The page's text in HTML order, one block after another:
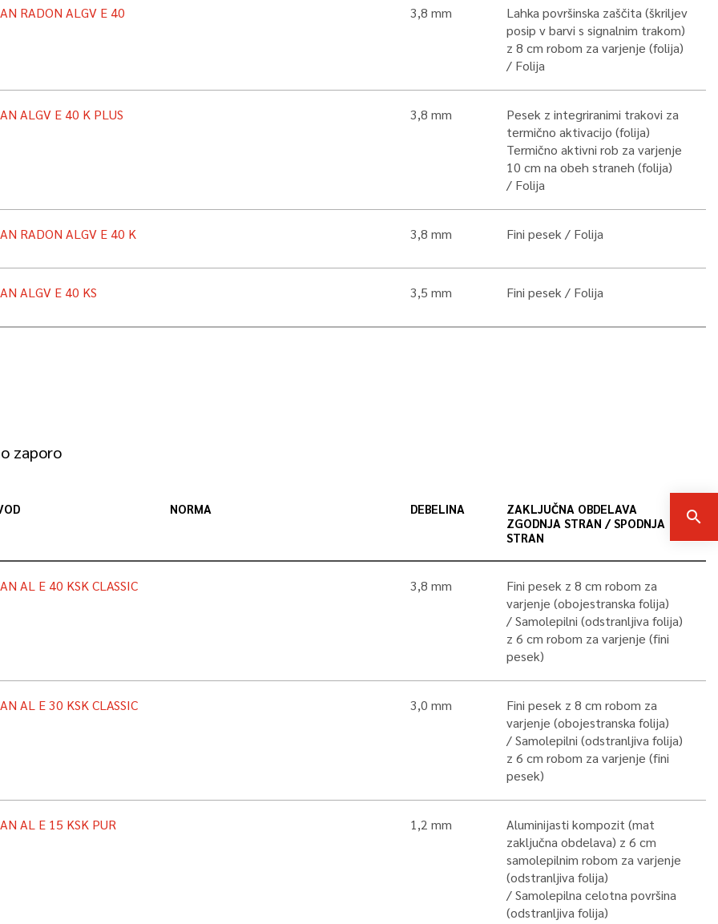
search
RADON ALGV E 40
3,8 mm
Lahka površinska zaščita (škriljev
posip v barvi s signalnim trakom)
z 8 cm robom za varjenje (folija)
Folija
ALGV E 40 K PLUS 3,8 mm
Pesek z integriranimi trakovi za
termično aktivacijo (folija)
Termično aktivni rob za varjenje
10 cm na obeh straneh (folija)
Folija
RADON ALGV E 40 K 3,8 mm Fini pesek Folija
ALGV E 40 KS 3,5 mm Fini pesek Folija
zaporo
NORMA DEBELINA
ZAKLJUČNA OBDELAVA
ZGODNJA STRAN / SPODNJA
STRAN
AL E 40 KSK CLASSIC 3,8 mm
Fini pesek z 8 cm robom za
varjenje (obojestranska folija)
Samolepilni (odstranljiva folija)
z 6 cm robom za varjenje (fini
pesek)
AL E 30 KSK CLASSIC 3,0 mm
Fini pesek z 8 cm robom za
varjenje (obojestranska folija)
Samolepilni (odstranljiva folija)
z 6 cm robom za varjenje (fini
pesek)
AL E 15 KSK PUR 1,2 mm
Aluminijasti kompozit (mat
zaključna obdelava) z 6 cm
samolepilnim robom za varjenje
(odstranljiva folija)
Samolepilna celotna površina
(odstranljiva folija)